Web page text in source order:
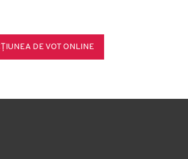
DE VOT ONLINE